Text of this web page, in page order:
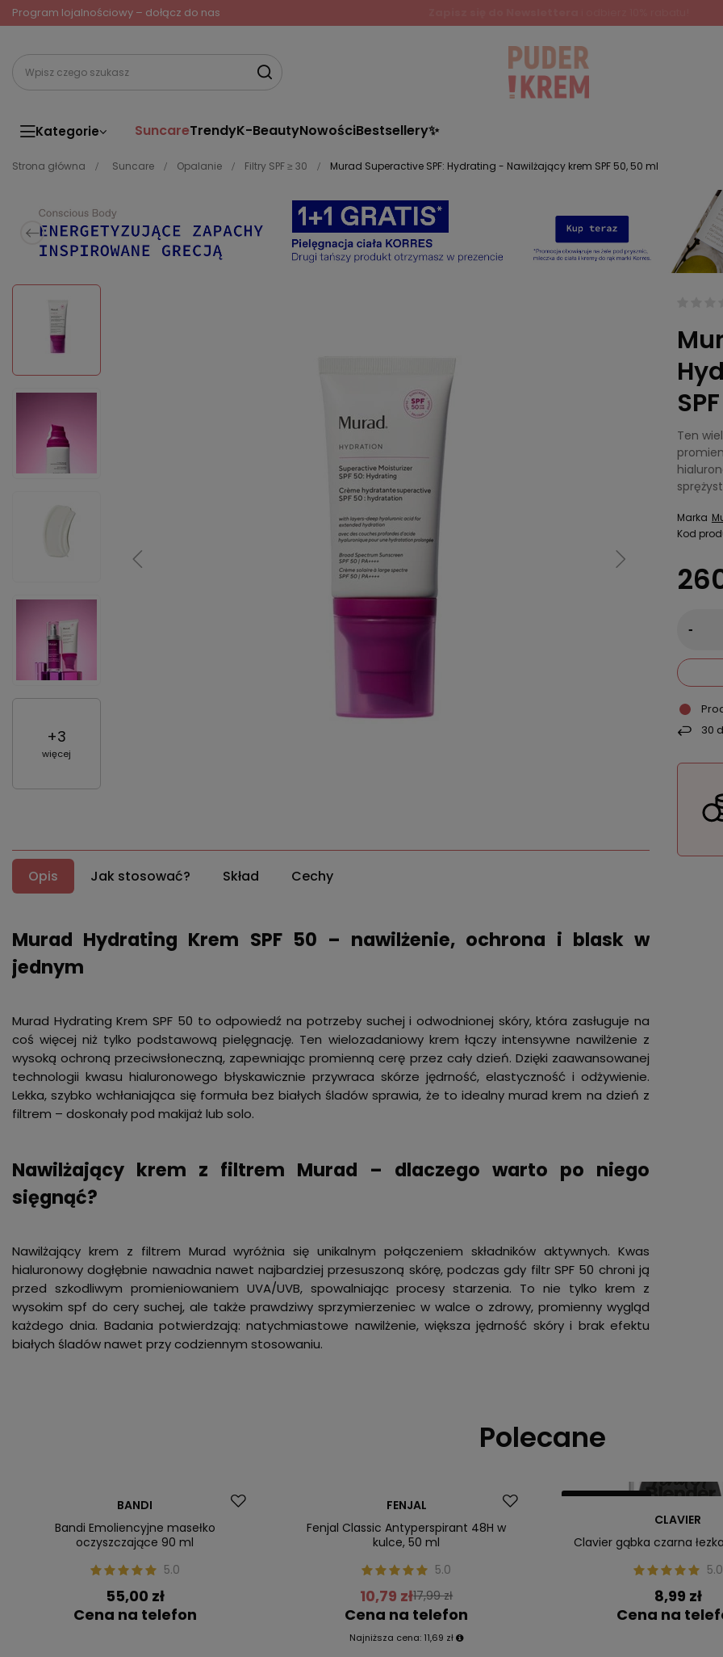
Program lojalnościowy – dołącz do nas
Kategorie SuncareTrendyK-BeautyNowościBestsellery✨
Strona główna Suncare Opalanie Filtry SPF ≥ 30 Murad Superactive SPF: Hydrating - Nawilżający krem SPF 50, 50 ml
+3
więcej
Opis Jak stosować? Skład Cechy
Murad Hydrating Krem SPF 50 – nawilżenie, ochrona i blask w
jednym
Murad Hydrating Krem SPF 50 to odpowiedź na potrzeby suchej i odwodnionej skóry, która zasługuje na
coś więcej niż tylko podstawową pielęgnację. Ten wielozadaniowy krem łączy intensywne nawilżenie z
wysoką ochroną przeciwsłoneczną, zapewniając promienną cerę przez cały dzień. Dzięki zaawansowanej
technologii kwasu hialuronowego błyskawicznie przywraca skórze jędrność, elastyczność i odżywienie.
Lekka, szybko wchłaniająca się formuła bez białych śladów sprawia, że to idealny murad krem na dzień z
filtrem – doskonały pod makijaż lub solo.
Nawilżający krem z filtrem Murad – dlaczego warto po niego
sięgnąć?
Nawilżający krem z filtrem Murad wyróżnia się unikalnym połączeniem składników aktywnych. Kwas
hialuronowy dogłębnie nawadnia nawet najbardziej przesuszoną skórę, podczas gdy filtr SPF 50 chroni ją
przed szkodliwym promieniowaniem UVA/UVB, spowalniając procesy starzenia. To nie tylko krem z
wysokim spf do cery suchej, ale także prawdziwy sprzymierzeniec w walce o zdrowy, promienny wygląd
każdego dnia. Badania potwierdzają: natychmiastowe nawilżenie, większa jędrność skóry i brak efektu
białych śladów nawet przy codziennym stosowaniu.
Ten
Marka
Kod
-
30
Polecane
BANDI
Bandi Emoliencyjne masełko
oczyszczające 90 ml
5.0
55,00 zł
Cena na telefon
FENJAL
Fenjal Classic Antyperspirant 48H w
kulce, 50 ml
5.0
10,79 zł17,99 zł
Cena na telefon
Najniższa cena: 11,69 zł
Nasz bestseller
CLAVIER
Clavier gąbka czarna
5.0
8,99 zł
Cena na